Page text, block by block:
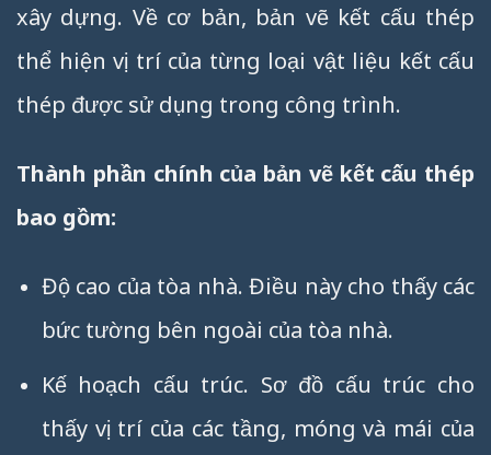
xây dựng. Về cơ bản, bản vẽ kết cấu thép
thể hiện vị trí của từng loại vật liệu kết cấu
thép được sử dụng trong công trình.
Thành phần chính của bản vẽ kết cấu thép
bao gồm:
Độ cao của tòa nhà. Điều này cho thấy các
bức tường bên ngoài của tòa nhà.
Kế hoạch cấu trúc. Sơ đồ cấu trúc cho
thấy vị trí của các tầng, móng và mái của